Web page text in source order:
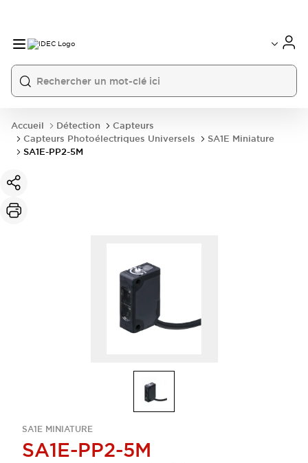
Accueil Détection
Capteurs
Capteurs Photoélectriques Universels
SA1E Miniature
SA1E-PP2-5M
SA1E MINIATURE
SA1E-PP2-5M